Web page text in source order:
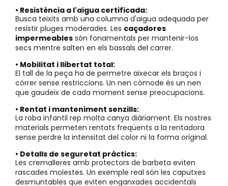
• Resistència a l'aigua certificada:
Busca teixits amb una columna d'aigua adequada per
resistir pluges moderades. Les caçadores
impermeables són fonamentals per mantenir-los
secs mentre salten en els bassals del carrer.
• Mobilitat i llibertat total:
El tall de la peça ha de permetre aixecar els braços i
córrer sense restriccions. Un nen còmode és un nen
que gaudeix de cada moment sense preocupacions.
• Rentat i manteniment senzills:
La roba infantil rep molta canya diàriament. Els nostres
materials permeten rentats freqüents a la rentadora
sense perdre la intensitat del color ni la forma original.
• Detalls de seguretat pràctics:
Les cremalleres amb protectors de barbeta eviten
rascades molestes. Un exemple real són les caputxes
desmuntables que eviten enganxades accidentals